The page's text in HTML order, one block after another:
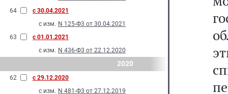
64
с 30.04.2021
с изм. N 125-Ф3 от 30.04.2021
63
с 01.01.2021
с изм. N 436-Ф3 от 22.12.2020
2020
62
с 29.12.2020
с изм. N 481-Ф3 от 27.12.2019